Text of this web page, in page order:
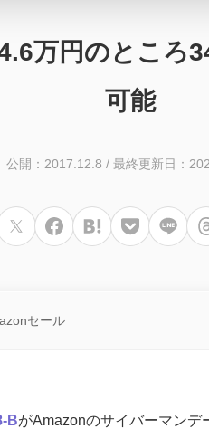
万円のところ
可能
公開：2017.12.8 / 最終更新日：
セール
BがAmazonのサイバーマンデ